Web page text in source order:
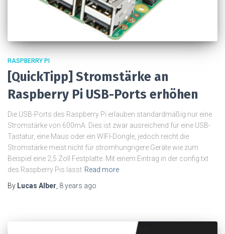
RASPBERRY PI
[QuickTipp] Stromstärke an
Raspberry Pi USB-Ports erhöhen
Die USB-Ports des Raspberry Pi erlauben standardmäßig nur eine
Stromstärke von 600mA. Dies ist zwar ausreichend für eine USB-
Tastatur, eine Maus oder ein WIFI-Dongle, jedoch reicht die
Stromstärke meist nicht für stromhungrigere Geräte wie zum
Beispiel eine 2,5 Zoll Festplatte. Mit einem Eintrag in der config.txt
des Raspberry Pis lässt Read more
By Lucas Alber, 8 years ago